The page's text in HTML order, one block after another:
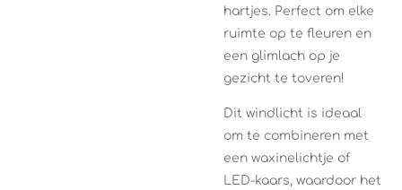
hartjes. Perfect om elke
ruimte op te fleuren en
een glimlach op je
gezicht te toveren!
Dit windlicht is ideaal
om te combineren met
een waxinelichtje of
LED-kaars, waardoor het